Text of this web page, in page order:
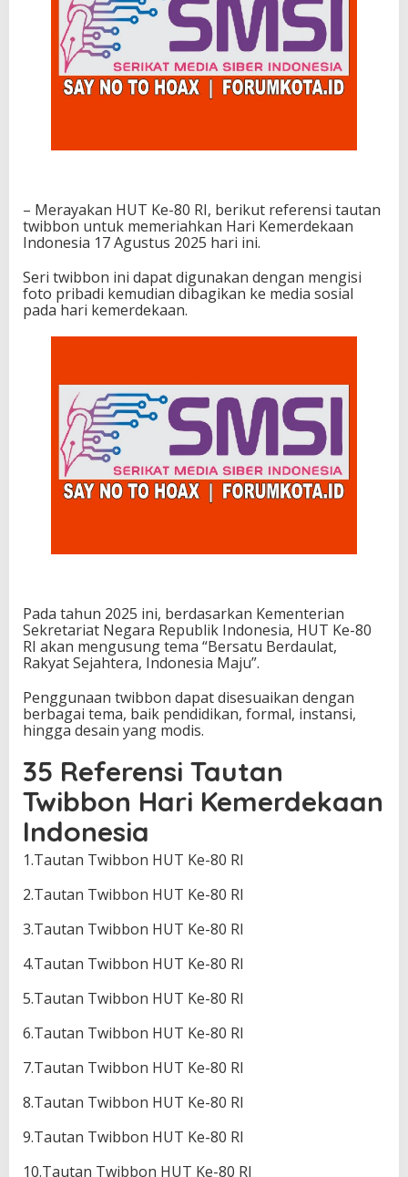
– Merayakan HUT Ke-80 RI, berikut referensi tautan
twibbon untuk memeriahkan Hari Kemerdekaan
Indonesia 17 Agustus 2025 hari ini.
Seri twibbon ini dapat digunakan dengan mengisi
foto pribadi kemudian dibagikan ke media sosial
pada hari kemerdekaan.
Pada tahun 2025 ini, berdasarkan Kementerian
Sekretariat Negara Republik Indonesia, HUT Ke-80
RI akan mengusung tema “Bersatu Berdaulat,
Rakyat Sejahtera, Indonesia Maju”.
Penggunaan twibbon dapat disesuaikan dengan
berbagai tema, baik pendidikan, formal, instansi,
hingga desain yang modis.
35 Referensi Tautan
Twibbon Hari Kemerdekaan
Indonesia
1.Tautan Twibbon HUT Ke-80 RI
2.Tautan Twibbon HUT Ke-80 RI
3.Tautan Twibbon HUT Ke-80 RI
4.Tautan Twibbon HUT Ke-80 RI
5.Tautan Twibbon HUT Ke-80 RI
6.Tautan Twibbon HUT Ke-80 RI
7.Tautan Twibbon HUT Ke-80 RI
8.Tautan Twibbon HUT Ke-80 RI
9.Tautan Twibbon HUT Ke-80 RI
10.Tautan Twibbon HUT Ke-80 RI